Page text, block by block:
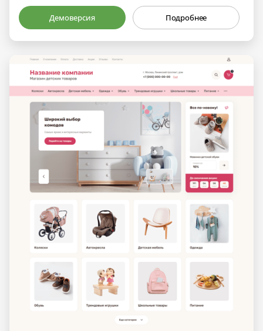
Демоверсия Подробнее